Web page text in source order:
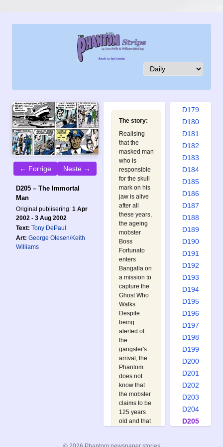
← Forrige Neste →
D205 – The Immortal
Man
Original publisering: 1 Apr
2002 - 3 Aug 2002
Text: Tony DePaul
Art: George Olesen/Keith
Williams
The story:
Realising
that the
masked man
who is
responsible
for the skull
mark on his
jaw is alive
after all
these years,
the ageing
mobster
Boss
Fortunato
enters
Bangalla on
a mission to
capture the
Ghost Who
Walks.
Despite
being
alerted of
the
gangster's
arrival, the
Phantom
does not
know that
the mobster
claims to be
125 years
old and that
D172
D175
D179
D180
D181
D182
D183
D184
D185
D186
D187
D188
D189
D190
D191
D192
D193
D194
D195
D196
D197
D198
D199
D200
D201
D202
D203
D204
D205